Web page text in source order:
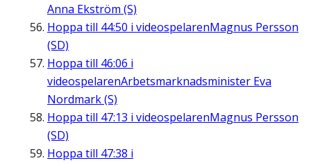
Anna Ekström (S)
Hoppa till 44:50 i videospelarenMagnus Persson
(SD)
Hoppa till 46:06 i
videospelarenArbetsmarknadsminister Eva
Nordmark (S)
Hoppa till 47:13 i videospelarenMagnus Persson
(SD)
Hoppa till 47:38 i